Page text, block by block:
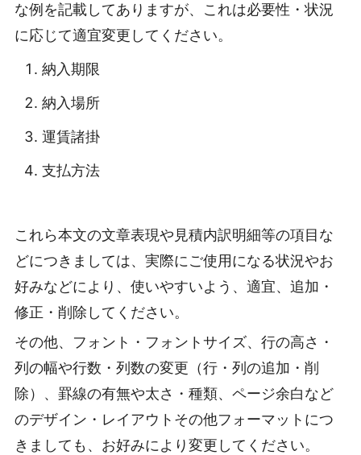
な例を記載してありますが、これは必要性・状況
に応じて適宜変更してください。
納入期限
納入場所
運賃諸掛
支払方法
これら本文の文章表現や見積内訳明細等の項目な
どにつきましては、実際にご使用になる状況やお
好みなどにより、使いやすいよう、適宜、追加・
修正・削除してください。
その他、フォント・フォントサイズ、行の高さ・
列の幅や行数・列数の変更（行・列の追加・削
除）、罫線の有無や太さ・種類、ページ余白など
のデザイン・レイアウトその他フォーマットにつ
きましても、お好みにより変更してください。